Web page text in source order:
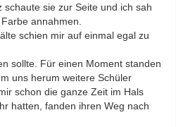
schaute sie zur Seite und ich sah
annahmen.
schien mir auf einmal egal zu
sollte. Für einen Moment standen
uns herum weitere Schüler
schon die ganze Zeit im Hals
hatten, fanden ihren Weg nach